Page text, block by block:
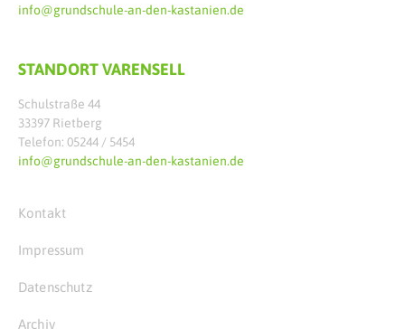
info@grundschule-an-den-kastanien.de
STANDORT VARENSELL
Schulstraße 44
33397 Rietberg
Telefon: 05244 / 5454
info@grundschule-an-den-kastanien.de
Kontakt
Impressum
Datenschutz
Archiv